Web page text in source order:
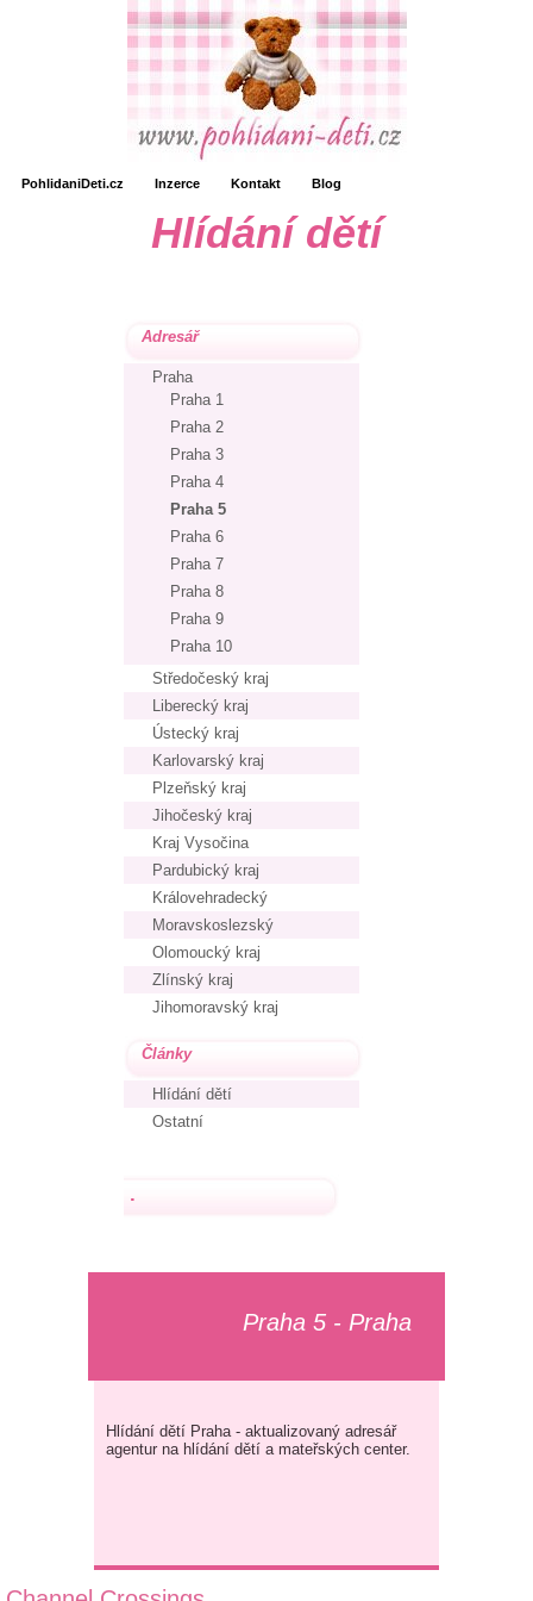
PohlidaniDeti.cz Inzerce Kontakt Blog
Hlídání dětí
Adresář
Praha
Praha 1
Praha 2
Praha 3
Praha 4
Praha 5
Praha 6
Praha 7
Praha 8
Praha 9
Praha 10
Středočeský kraj
Liberecký kraj
Ústecký kraj
Karlovarský kraj
Plzeňský kraj
Jihočeský kraj
Kraj Vysočina
Pardubický kraj
Královehradecký
Moravskoslezský
Olomoucký kraj
Zlínský kraj
Jihomoravský kraj
Články
Hlídání dětí
Ostatní
.
Praha 5 - Praha
Hlídání dětí Praha - aktualizovaný adresář
agentur na hlídání dětí a mateřských center.